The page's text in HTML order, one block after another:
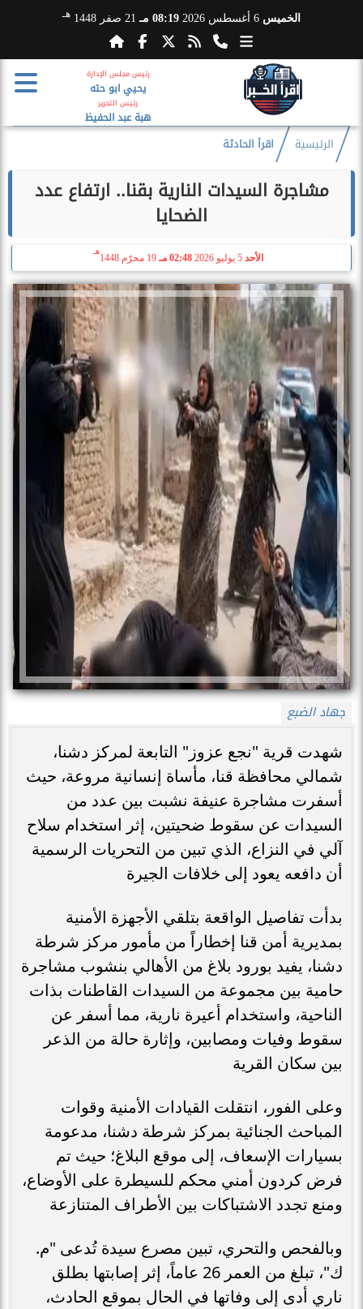
الخميس 08:19 مـ 21 صفر 1448 هـ
رئيس مجلس الإدارة
يحيي ابو حته
رئيس التحرير
هبة عبد الحفيظ
الرئيسية اقرأ الحادثة
مشاجرة السيدات النارية بقنا.. ارتفاع عدد
الضحايا
الأحد 02:48 مـ 19 محرّم 1448
هـ
جهاد الضبع
شهدت قرية "نجع عزوز" التابعة لمركز دشنا،
شمالي محافظة قنا، مأساة إنسانية مروعة، حيث
أسفرت مشاجرة عنيفة نشبت بين عدد من
السيدات عن سقوط ضحيتين، إثر استخدام سلاح
آلي في النزاع، الذي تبين من التحريات الرسمية
أن دافعه يعود إلى خلافات الجيرة
بدأت تفاصيل الواقعة بتلقي الأجهزة الأمنية
بمديرية أمن قنا إخطاراً من مأمور مركز شرطة
دشنا، يفيد بورود بلاغ من الأهالي بنشوب مشاجرة
حامية بين مجموعة من السيدات القاطنات بذات
الناحية، واستخدام أعيرة نارية، مما أسفر عن
سقوط وفيات ومصابين، وإثارة حالة من الذعر
بين سكان القرية
وعلى الفور، انتقلت القيادات الأمنية وقوات
المباحث الجنائية بمركز شرطة دشنا، مدعومة
بسيارات الإسعاف، إلى موقع البلاغ؛ حيث تم
فرض كردون أمني محكم للسيطرة على الأوضاع،
ومنع تجدد الاشتباكات بين الأطراف المتنازعة
وبالفحص والتحري، تبين مصرع سيدة تُدعى "م.
ك"، تبلغ من العمر 26 عاماً، إثر إصابتها بطلق
ناري أدى إلى وفاتها في الحال بموقع الحادث،